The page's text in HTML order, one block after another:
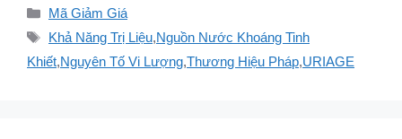
Danh
mục
Mã Giảm Giá
Thẻ
Khả Năng Trị Liệu,Nguồn Nước Khoáng Tinh
Khiết,Nguyên Tố Vi Lượng,Thương Hiệu Pháp,URIAGE